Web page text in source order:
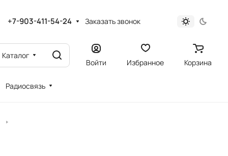
+7-903-411-54-24 Заказать звонок
Каталог
Войти Избранное Корзина
Радиосвязь